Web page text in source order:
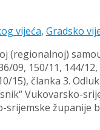
vijeća, Gradsko
(regionalnoj)
09, 150/11, 144/
15), članka 3.
Vukovarsko-
županije